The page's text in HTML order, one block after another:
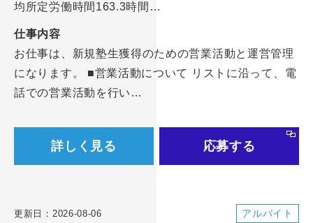
均所定労働時間163.3時間…
仕事内容
お仕事は、新規塾生獲得のための営業活動と運営管理
になります。 ■営業活動について リストに沿って、電
話での営業活動を行い…
詳しく見る 応募する
更新日：2026-08-06 アルバイト